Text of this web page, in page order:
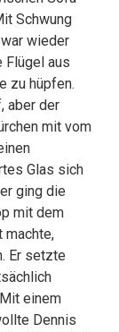
Schwung
wieder
Flügel aus
zu hüpfen.
aber der
mit vom
Glas sich
ging die
mit dem
machte,
Er setzte
einem
Dennis